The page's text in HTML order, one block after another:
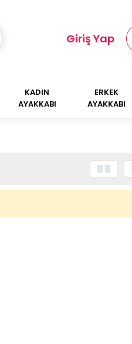
Giriş Yap
KADIN
AYAKKABI
ERKEK
AYAKKABI